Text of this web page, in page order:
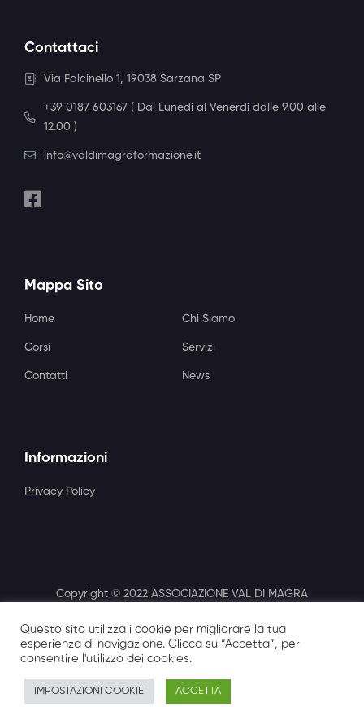
Contattaci
Via Falcinello 1, 19038 Sarzana SP
+39 0187 603167 ( Dal Lunedì al Venerdì dalle 9.00 alle
12.00 )
info@valdimagraformazione.it
Mappa Sito
Home Chi Siamo
Corsi Servizi
Contatti News
Informazioni
Privacy Policy
Copyright © 2022 ASSOCIAZIONE VAL DI MAGRA
P.I.01159820115
Powered by LIVELLOUNO
Questo sito utilizza i cookie per migliorare la tua
esperienza di navigazione. Clicca su “Accetta”, per
consentire l'utilizzo dei cookies.
IMPOSTAZIONI COOKIE ACCETTA